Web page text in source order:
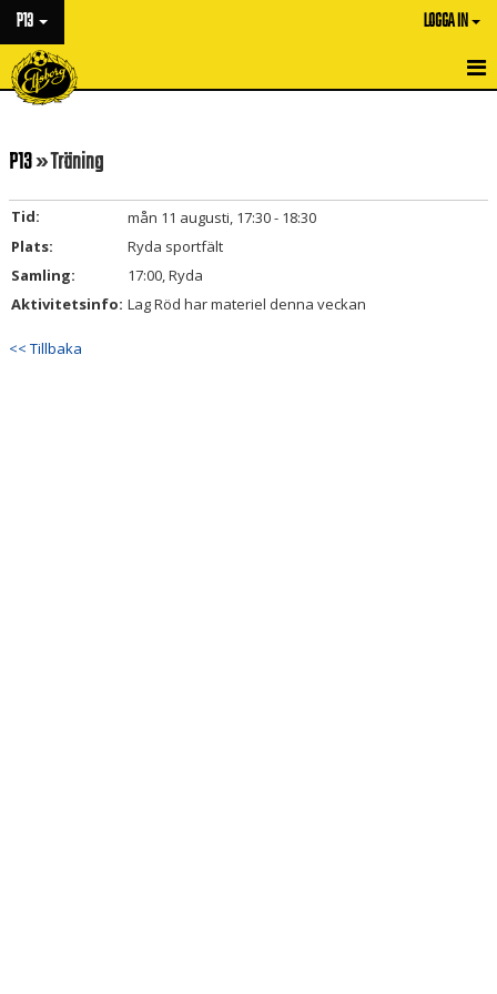
P13 LOGGA IN
HEM
NYHETER
KALENDER
MATCHER
TRUPPEN
BILDGALLERI
P13» Träning
Tid:
mån 11 augusti, 17:30 - 18:30
Plats:
Ryda sportfält
Samling:
17:00, Ryda
Aktivitetsinfo: Lag Röd har materiel denna veckan
<< Tillbaka